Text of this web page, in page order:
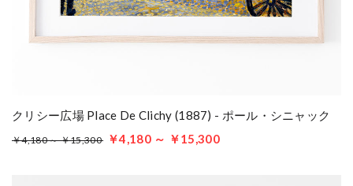
クリシー広場 Place De Clichy (1887) - ポール・シニャック
￥4,180 ～ ￥15,300 ￥4,180 ～ ￥15,300